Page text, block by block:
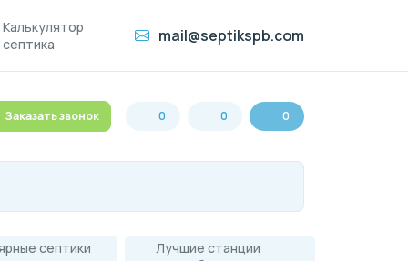
Калькулятор
септика
mail@septikspb.com
Заказать звонок 0 0 0
септики
Лучшие станции